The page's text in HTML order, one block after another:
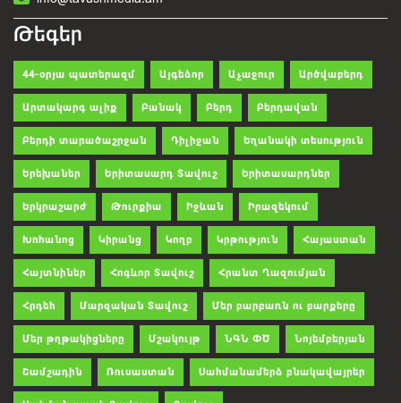
Թեգեր
44-օրյա պատերազմ Այգեձոր Աչաջուր Արծվաբերդ
Արտակարգ ալիք Բանակ Բերդ Բերդավան
Բերդի տարածաշրջան Դիլիջան Եղանակի տեսություն
Երեխաներ Երիտասարդ Տավուշ Երիտասարդներ
Երկրաշարժ Թուրքիա Իջևան Իրազեկում
Խոհանոց Կիրանց Կողբ Կրթություն Հայաստան
Հայտնիներ Հոգևոր Տավուշ Հրանտ Ղազումյան
Հրդեհ Մարզական Տավուշ Մեր բարբառն ու բարքերը
Մեր թղթակիցները Մշակույթ ՆԳՆ ՓԾ Նոյեմբերյան
Շամշադին Ռուսաստան Սահմանամերձ բնակավայրեր